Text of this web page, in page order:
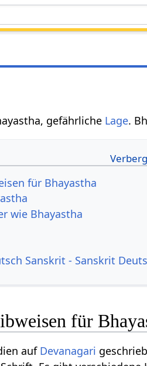
gefährliche Lage.
für Bhayastha
wie Bhayastha
Sanskrit - Sanskrit
für
auf Devanagari